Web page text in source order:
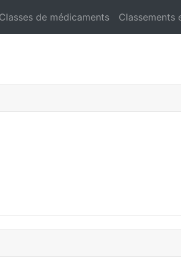
Classes de médicaments Classements